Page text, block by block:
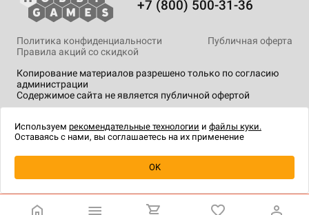
Уведомить о наличии
+7 (800) 500-31-36
Копирование материалов разрешено только по согласию
администрации
Содержимое сайта не является публичной офертой
Политика конфиденциальности
Публичная оферта
Правила акций со скидкой
технологии.
Используем рекомендательные технологии и файлы куки.
Оставаясь с нами, вы соглашаетесь на их применение
OK